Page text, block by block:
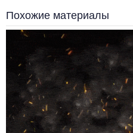
Похожие материалы